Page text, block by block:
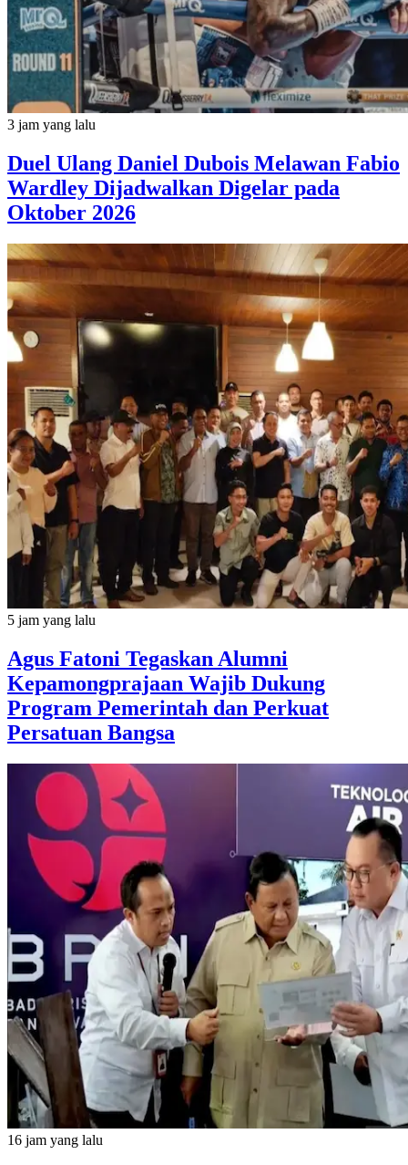
3 jam yang lalu
Duel Ulang Daniel Dubois Melawan Fabio
Wardley Dijadwalkan Digelar pada
Oktober 2026
5 jam yang lalu
Agus Fatoni Tegaskan Alumni
Kepamongprajaan Wajib Dukung
Program Pemerintah dan Perkuat
Persatuan Bangsa
16 jam yang lalu